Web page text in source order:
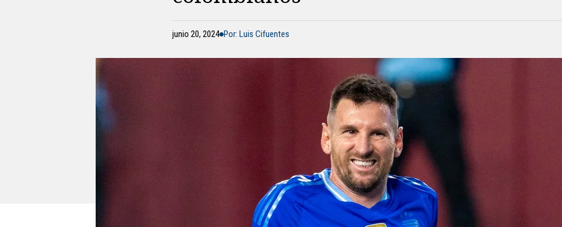
junio 20, 2024 Por: Luis Cifuentes